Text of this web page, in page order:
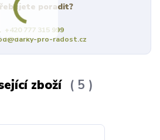
poradit?
+420 777 315 999
pro-radost.cz
zboží 5